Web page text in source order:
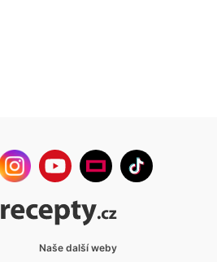
Naše další weby